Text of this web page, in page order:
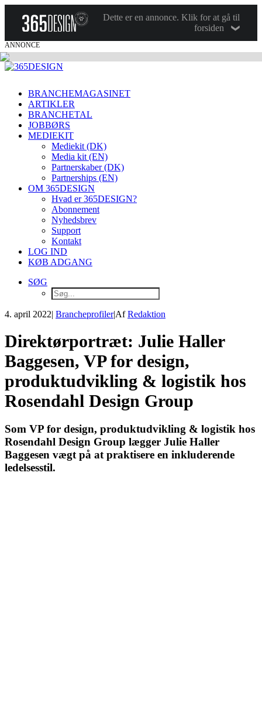
Dette er en annonce. Klik for at gå til
forsiden
ANNONCE
BRANCHEMAGASINET
ARTIKLER
BRANCHETAL
JOBBØRS
MEDIEKIT
Mediekit (DK)
Media kit (EN)
Partnerskaber (DK)
Partnerships (EN)
OM 365DESIGN
Hvad er 365DESIGN?
Abonnement
Nyhedsbrev
Support
Kontakt
LOG IND
KØB ADGANG
SØG
4. april 2022| Brancheprofiler|AfRedaktion
Direktørportræt: Julie Haller
Baggesen, VP for design,
produktudvikling & logistik hos
Rosendahl Design Group
Som VP for design, produktudvikling & logistik hos
Rosendahl Design Group lægger Julie Haller
Baggesen vægt på at praktisere en inkluderende
ledelsesstil.